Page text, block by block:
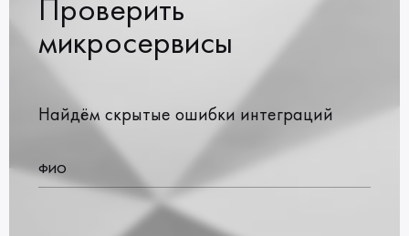
Проверить
микросервисы
Найдём скрытые ошибки интеграций
ФИО